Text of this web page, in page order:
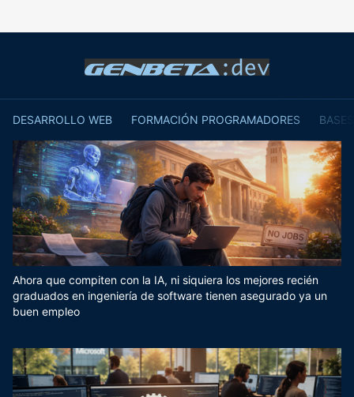
DESARROLLO WEB FORMACIÓN PROGRAMADORES
Ahora que compiten con la IA, ni siquiera los mejores recién
graduados en ingeniería de software tienen asegurado ya un
buen empleo